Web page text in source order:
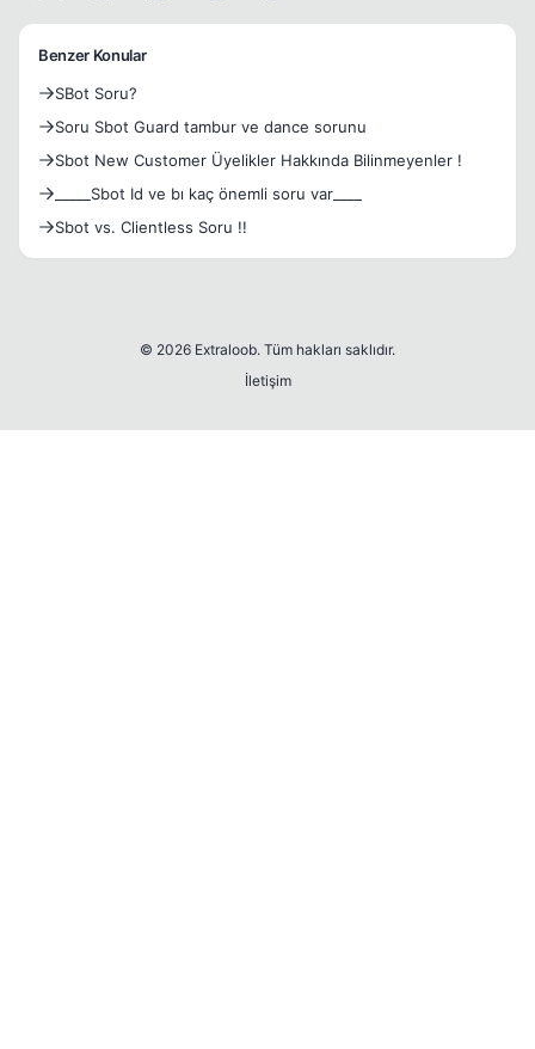
Benzer Konular
SBot Soru?
Soru Sbot Guard tambur ve dance sorunu
Sbot New Customer Üyelikler Hakkında Bilinmeyenler !
_____Sbot Id ve bı kaç önemli soru var____
Sbot vs. Clientless Soru !!
© 2026 Extraloob. Tüm hakları saklıdır.
İletişim